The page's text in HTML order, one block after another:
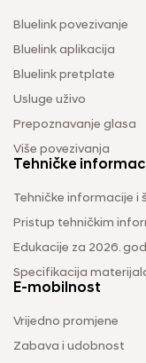
Bluelink povezivanje
Bluelink aplikacija
Bluelink pretplate
Usluge uživo
Prepoznavanje glasa
Više povezivanja
Tehničke
Tehničke informacije i
Pristup tehničkim
Edukacije za 2026.
Specifikacija
E-mobilnost
Vrijedno promjene
Zabava i udobnost